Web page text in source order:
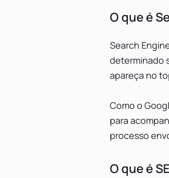
O que é
Search
determinado
apareça no
Como o
para
processo
O que é